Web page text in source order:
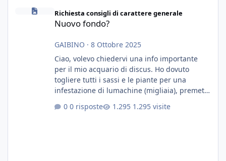
Nuovo fondo?
Richiesta consigli di carattere generale
Nuovo fondo?
GAIBINO · 8 Ottobre 2025
Ciao, volevo chiedervi una info importante
per il mio acquario di discus. Ho dovuto
togliere tutti i sassi e le piante per una
infestazione di lumachine (migliaia), premetto
cardinali, e tre pulitori in una vasca con 200
0 risposte 1.295 visite